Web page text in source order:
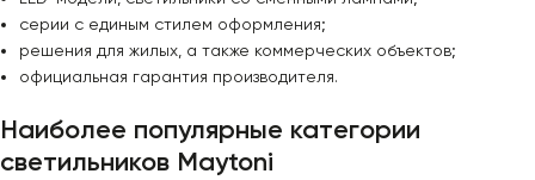
серии с единым стилем оформления;
решения для жилых, а также коммерческих объектов;
официальная гарантия производителя.
Наиболее популярные категории
светильников Maytoni